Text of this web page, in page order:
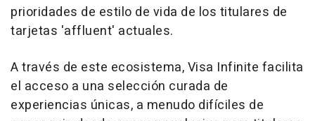
prioridades de estilo de vida de los titulares de
tarjetas 'affluent' actuales.
A través de este ecosistema, Visa Infinite facilita
el acceso a una selección curada de
experiencias únicas, a menudo difíciles de